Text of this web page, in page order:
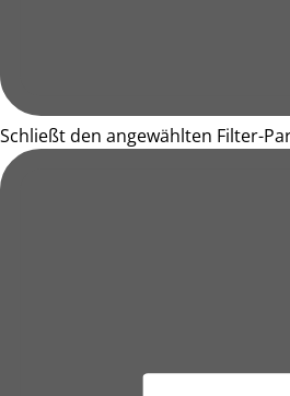
Schließt den angewählten Filter-